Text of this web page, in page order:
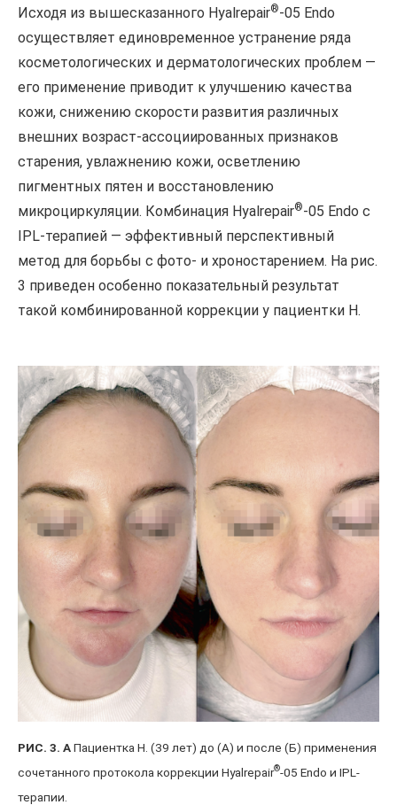
Исходя из вышесказанного Hyalrepair®-05 Endo
осуществляет единовременное устранение ряда
косметологических и дерматологических проблем —
его применение приводит к улучшению качества
кожи, снижению скорости развития различных
внешних возраст-ассоциированных признаков
старения, увлажнению кожи, осветлению
пигментных пятен и восстановлению
микроциркуляции. Комбинация Hyalrepair®-05 Endo c
IPL-терапией — эффективный перспективный
метод для борьбы с фото- и хроностарением. На рис.
3 приведен особенно показательный результат
такой комбинированной коррекции у пациентки Н.
РИС. 3. АПациентка Н. (39 лет) до (А) и после (Б) применения
сочетанного протокола коррекции Hyalrepair®-05 Endo и IPL-
терапии.